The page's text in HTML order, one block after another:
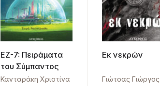
ΕΖ-7: Πειράματα
του Σύμπαντος
Κανταράκη Χριστίνα
Εκ νεκρών
Γιώτσας Γιώργος